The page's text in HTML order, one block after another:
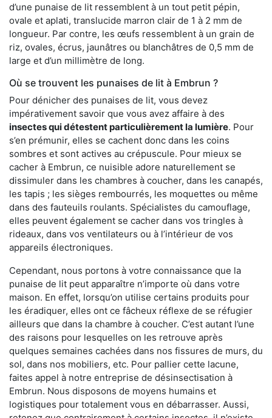
d’une punaise de lit ressemblent à un tout petit pépin,
ovale et aplati, translucide marron clair de 1 à 2 mm de
longueur. Par contre, les œufs ressemblent à un grain de
riz, ovales, écrus, jaunâtres ou blanchâtres de 0,5 mm de
large et d’un millimètre de long.
Où se trouvent les punaises de lit à Embrun ?
Pour dénicher des punaises de lit, vous devez
impérativement savoir que vous avez affaire à des
insectes qui détestent particulièrement la lumière. Pour
s’en prémunir, elles se cachent donc dans les coins
sombres et sont actives au crépuscule. Pour mieux se
cacher à Embrun, ce nuisible adore naturellement se
dissimuler dans les chambres à coucher, dans les canapés,
les tapis ; les sièges rembourrés, les moquettes ou même
dans des fauteuils roulants. Spécialistes du camouflage,
elles peuvent également se cacher dans vos tringles à
rideaux, dans vos ventilateurs ou à l’intérieur de vos
appareils électroniques.
Cependant, nous portons à votre connaissance que la
punaise de lit peut apparaître n’importe où dans votre
maison. En effet, lorsqu’on utilise certains produits pour
les éradiquer, elles ont ce fâcheux réflexe de se réfugier
ailleurs que dans la chambre à coucher. C’est autant l’une
des raisons pour lesquelles on les retrouve après
quelques semaines cachées dans nos fissures de murs, du
sol, dans nos mobiliers, etc. Pour pallier cette lacune,
faites appel à notre entreprise de désinsectisation à
Embrun. Nous disposons de moyens humains et
logistiques pour totalement vous en débarrasser. Aussi,